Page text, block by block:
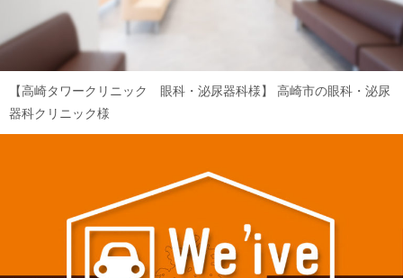
【高崎タワークリニック 眼科・泌尿器科様】
高崎市の眼科・泌尿
器科クリニック様